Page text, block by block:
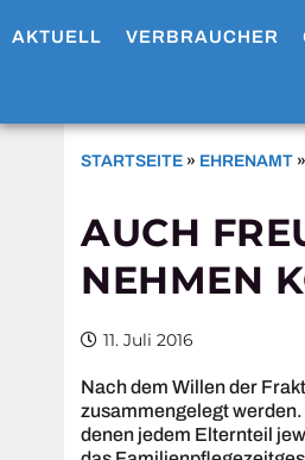
AKTUELL VERBRAUCHER
STARTSEITE » EHRENAMT
AUCH
NEHMEN
11. Juli 2016
Nach dem Willen der
zusammengelegt
denen jedem Elternteil